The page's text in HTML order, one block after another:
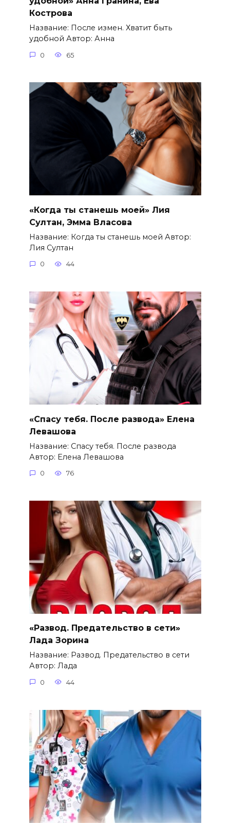
Кострова
Название: После измен. Хватит быть
удобной Автор: Анна
0 65
«Когда ты станешь моей» Лия
Султан, Эмма Власова
Название: Когда ты станешь моей Автор:
Лия Султан
0 44
«Спасу тебя. После развода» Елена
Левашова
Название: Спасу тебя. После развода
Автор: Елена Левашова
0 76
«Развод. Предательство в сети»
Лада Зорина
Название: Развод. Предательство в сети
Автор: Лада
0 44